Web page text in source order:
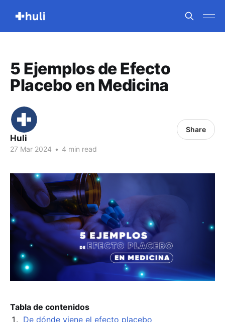
5 Ejemplos de Efecto
Placebo en Medicina
Huli
27 Mar 2024 • 4 min read
Share
Tabla de contenidos
De dónde viene el efecto placebo